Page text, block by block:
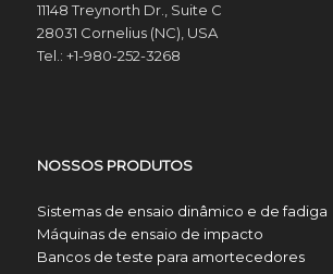
11148 Treynorth Dr., Suite C
28031 Cornelius (NC), USA
Tel.: +1-980-252-3268
NOSSOS PRODUTOS
Sistemas de ensaio dinâmico e de fadiga
Máquinas de ensaio de impacto
Bancos de teste para amortecedores